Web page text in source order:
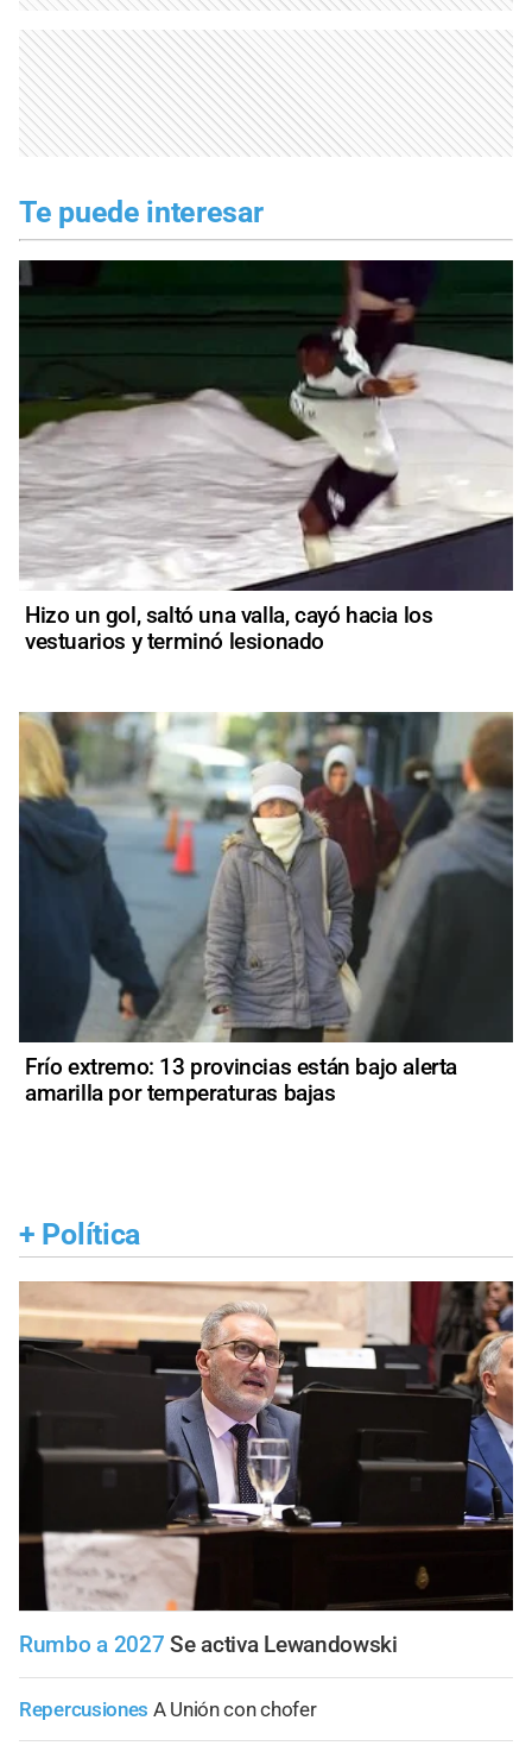
Te puede interesar
Hizo un gol, saltó una valla, cayó hacia los
vestuarios y terminó lesionado
Frío extremo: 13 provincias están bajo alerta
amarilla por temperaturas bajas
+ Política
Rumbo a 2027 Se activa Lewandowski
Repercusiones A Unión con chofer